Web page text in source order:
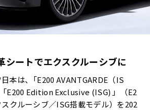
シートでエクスクルーシブに
本は､「E200 AVANTGARDE（IS
E200 Edition Exclusive (ISG) 」（E2
クルーシブ／ISG搭載モデル）を202